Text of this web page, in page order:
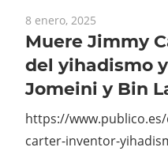
8 enero, 2025
Muere Jimmy
del yihadismo
Jomeini y Bin
https://
carter-inventor-